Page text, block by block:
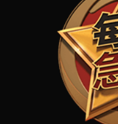
$50 每日超级深筹赛
$5 每日超级深筹赛
$25超深筹快速特别
$2.50迷你超深筹快